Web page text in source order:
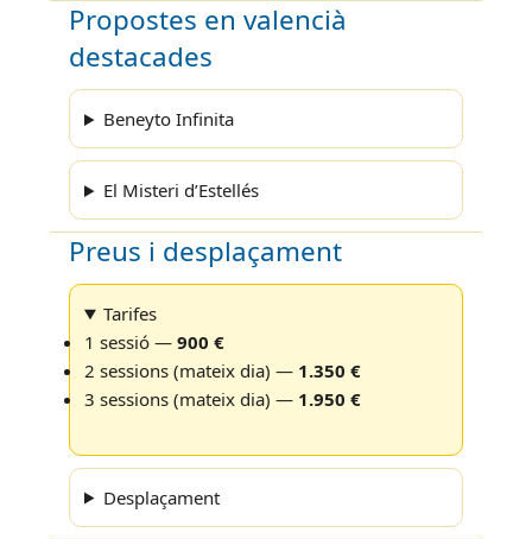
Propostes en valencià
destacades
Beneyto Infinita
El Misteri d’Estellés
Preus i desplaçament
Tarifes
1 sessió — 900 €
2 sessions (mateix dia) — 1.350 €
3 sessions (mateix dia) — 1.950 €
Desplaçament